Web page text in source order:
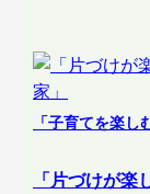
「子育てを楽し
「片づけが楽